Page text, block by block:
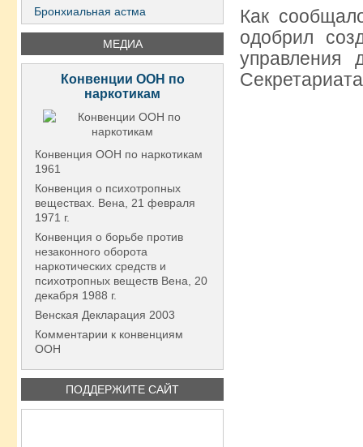
Бронхиальная астма
МЕДИА
Конвенции ООН по
наркотикам
Конвенция ООН по наркотикам
1961
Конвенция о психотропных
веществах. Вена, 21 февраля
1971 г.
Конвенция о борьбе против
незаконного оборота
наркотических средств и
психотропных веществ Вена, 20
декабря 1988 г.
Венская Декларация 2003
Комментарии к конвенциям
ООН
ПОДДЕРЖИТЕ САЙТ
Как
одобрил
управления